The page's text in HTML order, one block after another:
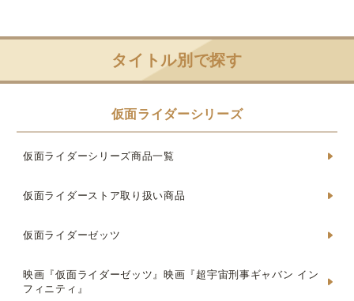
タイトル別で探す
仮面ライダーシリーズ
仮面ライダーシリーズ商品一覧
仮面ライダーストア取り扱い商品
仮面ライダーゼッツ
映画『仮面ライダーゼッツ』映画『超宇宙刑事ギャバン イン
フィニティ』